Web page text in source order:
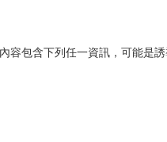
包含下列任一資訊，可能是